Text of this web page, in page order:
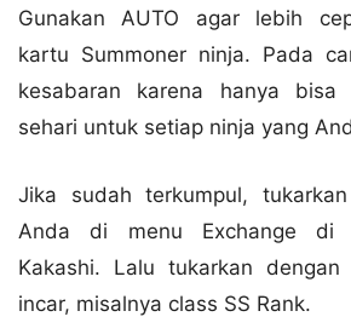
Gunakan AUTO agar lebih
kartu Summoner ninja. Pada
kesabaran karena hanya
sehari untuk setiap ninja yang
Jika sudah terkumpul,
Anda di menu Exchange di
Kakashi. Lalu tukarkan
incar, misalnya class SS Rank.